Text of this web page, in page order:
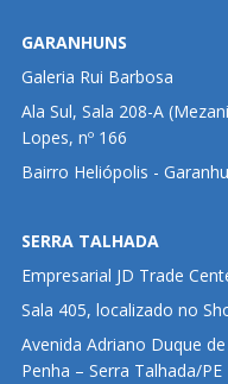
GARANHUNS
Galeria Rui Barbosa
Ala Sul, Sala 208-A
Lopes, nº 166
Bairro Heliópolis -
SERRA TALHADA
Empresarial JD Trade
Sala 405, localizado no
Avenida Adriano Duque
Penha – Serra Talhada/PE